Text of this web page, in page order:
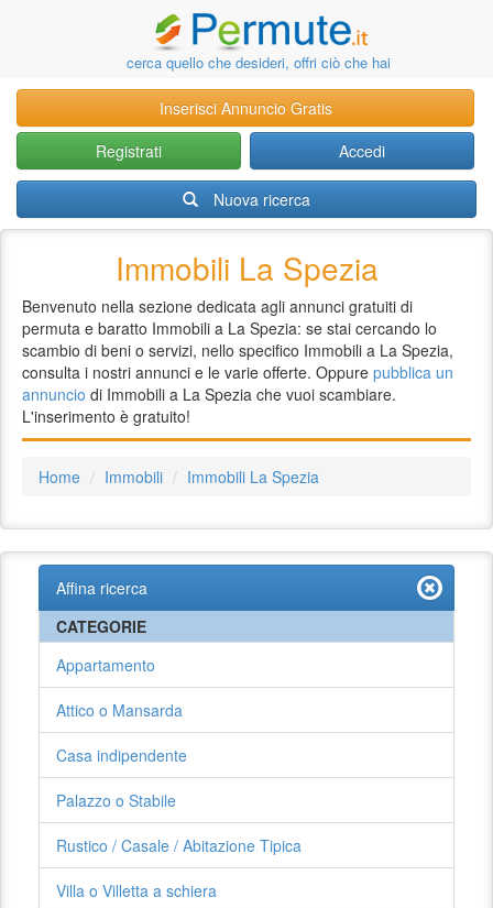
cerca quello che desideri, offri ciò che hai
Inserisci Annuncio Gratis
Registrati
Accedi
Nuova ricerca
Immobili La Spezia
Benvenuto nella sezione dedicata agli annunci gratuiti di
permuta e baratto Immobili a La Spezia: se stai cercando lo
scambio di beni o servizi, nello specifico Immobili a La Spezia,
consulta i nostri annunci e le varie offerte. Oppure pubblica un
annuncio di Immobili a La Spezia che vuoi scambiare.
L'inserimento è gratuito!
Home Immobili Immobili La Spezia
Affina ricerca
CATEGORIE
Appartamento
Attico o Mansarda
Casa indipendente
Palazzo o Stabile
Rustico / Casale / Abitazione Tipica
Villa o Villetta a schiera